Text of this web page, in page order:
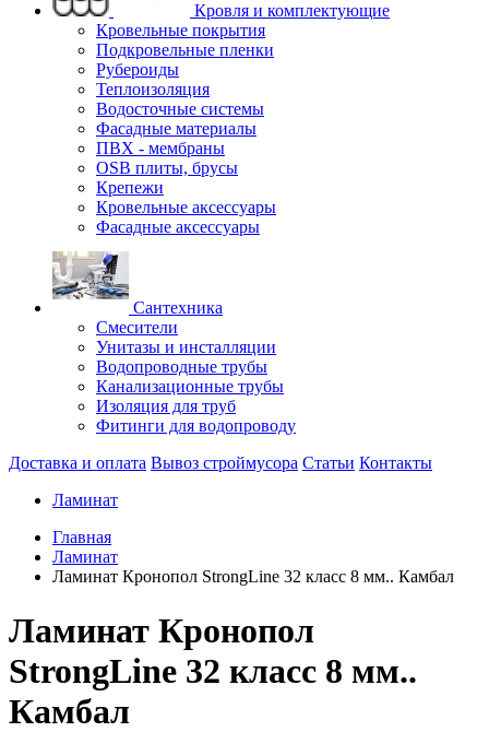
Кровля и комплектующие
Кровельные покрытия
Подкровельные пленки
Рубероиды
Теплоизоляция
Водосточные системы
Фасадные материалы
ПВХ - мембраны
OSB плиты, брусы
Крепежи
Кровельные аксессуары
Фасадные аксессуары
Сантехника
Смесители
Унитазы и инсталляции
Водопроводные трубы
Канализационные трубы
Изоляция для труб
Фитинги для водопроводу
Доставка и оплата Вывоз строймусора Статьи Контакты
Ламинат
Главная
Ламинат
Ламинат Кронопол StrongLine 32 класс 8 мм.. Камбал
Ламинат Кронопол
StrongLine 32 класс 8 мм..
Камбал